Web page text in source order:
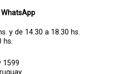
WhatsApp
y de 14.30 a 18.30 hs.
hs.
1599